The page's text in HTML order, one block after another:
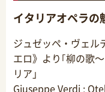
イタリアオペラの
ジュゼッペ・ヴェル
エロ》より｢柳の歌
リア」
Giuseppe Verdi :